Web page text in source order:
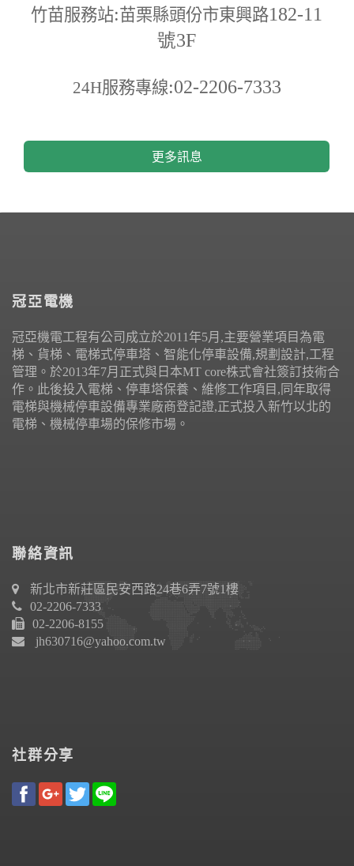
竹苗服務站:苗栗縣頭份市東興路182-11
號3F
24H服務專線:02-2206-7333
更多訊息
冠亞電機
冠亞機電工程有公司成立於2011年5月,主要營業項目為電
梯、貨梯、電梯式停車塔、智能化停車設備,規劃設計,工程
管理。於2013年7月正式與日本MT core株式會社簽訂技術合
作。此後投入電梯、停車塔保養、維修工作項目,同年取得
電梯與機械停車設備專業廠商登記證,正式投入新竹以北的
電梯、機械停車場的保修市場。
聯絡資訊
新北市新莊區民安西路24巷6弄7號1樓
02-2206-7333
02-2206-8155
jh630716@yahoo.com.tw
社群分享